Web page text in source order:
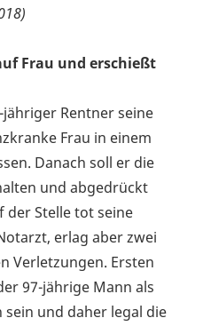
Frau und erschießt
Rentner seine
Frau in einem
Danach soll er die
und abgedrückt
der Stelle tot seine
erlag aber zwei
Verletzungen. Ersten
97-jährige Mann als
und daher legal die